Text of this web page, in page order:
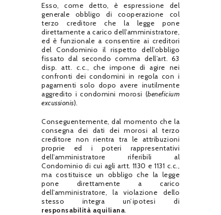
Esso, come detto, è espressione del
generale obbligo di cooperazione col
terzo creditore che la legge pone
direttamente a carico dell’amministratore,
ed è funzionale a consentire ai creditori
del Condominio il rispetto dell’obbligo
fissato dal secondo comma dell’art. 63
disp. att. c.c., che impone di agire nei
confronti dei condomini in regola con i
pagamenti solo dopo avere inutilmente
aggredito i condomini morosi (beneficium
excussionis).
Conseguentemente, dal momento che la
consegna dei dati dei morosi al terzo
creditore non rientra tra le attribuzioni
proprie ed i poteri rappresentativi
dell’amministratore riferibili al
Condominio di cui agli artt. 1130 e 1131 c.c.,
ma costituisce un obbligo che la legge
pone direttamente a carico
dell’amministratore, la violazione dello
stesso integra un’ipotesi di
responsabilità aquiliana.